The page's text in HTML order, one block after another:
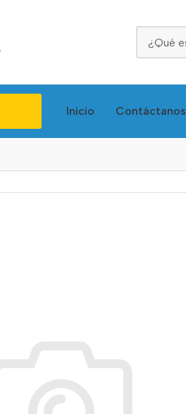
Inicio Contáctanos